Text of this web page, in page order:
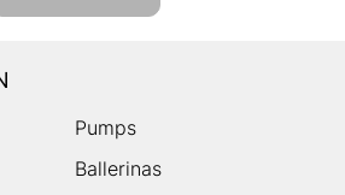
Pumps
Ballerinas